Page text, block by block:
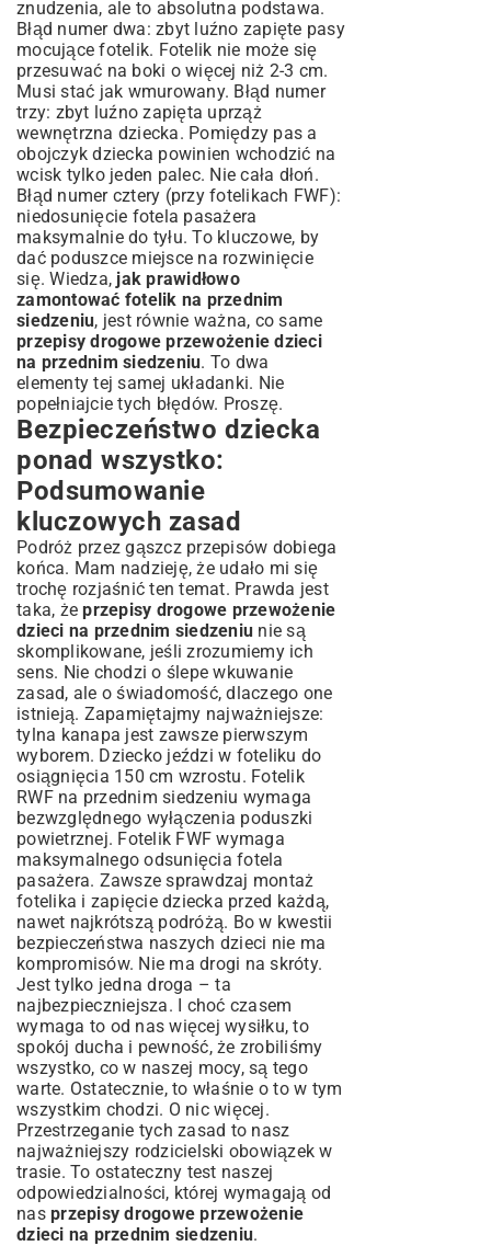
znudzenia, ale to absolutna podstawa.
Błąd numer dwa: zbyt luźno zapięte pasy
mocujące fotelik. Fotelik nie może się
przesuwać na boki o więcej niż 2-3 cm.
Musi stać jak wmurowany. Błąd numer
trzy: zbyt luźno zapięta uprząż
wewnętrzna dziecka. Pomiędzy pas a
obojczyk dziecka powinien wchodzić na
wcisk tylko jeden palec. Nie cała dłoń.
Błąd numer cztery (przy fotelikach FWF):
niedosunięcie fotela pasażera
maksymalnie do tyłu. To kluczowe, by
dać poduszce miejsce na rozwinięcie
się. Wiedza, jak prawidłowo
zamontować fotelik na przednim
siedzeniu, jest równie ważna, co same
przepisy drogowe przewożenie dzieci
na przednim siedzeniu. To dwa
elementy tej samej układanki. Nie
popełniajcie tych błędów. Proszę.
Bezpieczeństwo dziecka
ponad wszystko:
Podsumowanie
kluczowych zasad
Podróż przez gąszcz przepisów dobiega
końca. Mam nadzieję, że udało mi się
trochę rozjaśnić ten temat. Prawda jest
taka, żeprzepisy drogowe przewożenie
dzieci na przednim siedzeniu nie są
skomplikowane, jeśli zrozumiemy ich
sens. Nie chodzi o ślepe wkuwanie
zasad, ale o świadomość, dlaczego one
istnieją. Zapamiętajmy najważniejsze:
tylna kanapa jest zawsze pierwszym
wyborem. Dziecko jeździ w foteliku do
osiągnięcia 150 cm wzrostu. Fotelik
RWF na przednim siedzeniu wymaga
bezwzględnego wyłączenia poduszki
powietrznej. Fotelik FWF wymaga
maksymalnego odsunięcia fotela
pasażera. Zawsze sprawdzaj montaż
fotelika i zapięcie dziecka przed każdą,
nawet najkrótszą podróżą. Bo w kwestii
bezpieczeństwa naszych dzieci nie ma
kompromisów. Nie ma drogi na skróty.
Jest tylko jedna droga – ta
najbezpieczniejsza. I choć czasem
wymaga to od nas więcej wysiłku, to
spokój ducha i pewność, że zrobiliśmy
wszystko, co w naszej mocy, są tego
warte. Ostatecznie, to właśnie o to w tym
wszystkim chodzi. O nic więcej.
Przestrzeganie tych zasad to nasz
najważniejszy rodzicielski obowiązek w
trasie. To ostateczny test naszej
odpowiedzialności, której wymagają od
nas przepisy drogowe przewożenie
dzieci na przednim siedzeniu.